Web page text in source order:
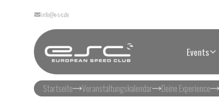
info@e-s-c.de
Events
Startseite Veranstaltungskalendar Deine Experience